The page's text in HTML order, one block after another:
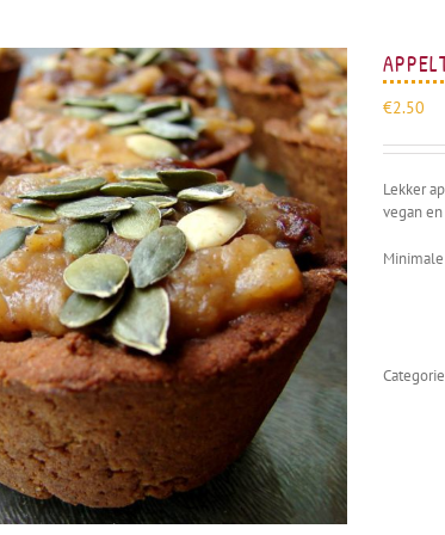
€2.50
Lekker
vegan